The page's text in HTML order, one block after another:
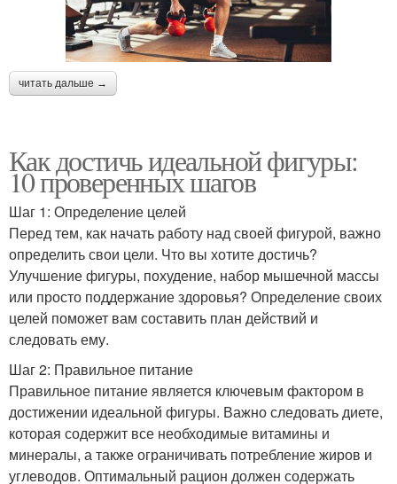
читать дальше →
Как достичь идеальной фигуры:
10 проверенных шагов
Шаг 1: Определение целей
Перед тем, как начать работу над своей фигурой, важно
определить свои цели. Что вы хотите достичь?
Улучшение фигуры, похудение, набор мышечной массы
или просто поддержание здоровья? Определение своих
целей поможет вам составить план действий и
следовать ему.
Шаг 2: Правильное питание
Правильное питание является ключевым фактором в
достижении идеальной фигуры. Важно следовать диете,
которая содержит все необходимые витамины и
минералы, а также ограничивать потребление жиров и
углеводов. Оптимальный рацион должен содержать